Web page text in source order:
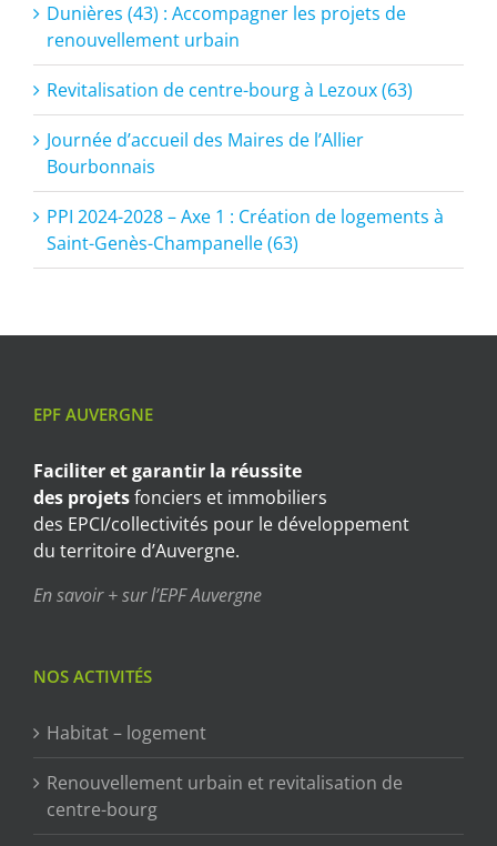
Dunières (43) : Accompagner les projets de
renouvellement urbain
Revitalisation de centre-bourg à Lezoux (63)
Journée d’accueil des Maires de l’Allier
Bourbonnais
PPI 2024-2028 – Axe 1 : Création de logements à
Saint-Genès-Champanelle (63)
EPF AUVERGNE
Faciliter et garantir la réussite
des projetsfonciers et immobiliers
des EPCI/collectivités pour le développement
du territoire d’Auvergne.
En savoir + sur l’EPF Auvergne
NOS ACTIVITÉS
Habitat – logement
Renouvellement urbain et revitalisation de
centre-bourg